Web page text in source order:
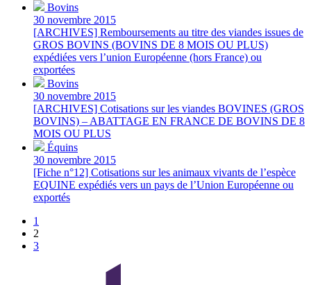
Bovins
30 novembre 2015
[ARCHIVES] Remboursements au titre des viandes issues de
GROS BOVINS (BOVINS DE 8 MOIS OU PLUS)
expédiées vers l’union Européenne (hors France) ou
exportées
Bovins
30 novembre 2015
[ARCHIVES] Cotisations sur les viandes BOVINES (GROS
BOVINS) – ABATTAGE EN FRANCE DE BOVINS DE 8
MOIS OU PLUS
Équins
30 novembre 2015
[Fiche n°12] Cotisations sur les animaux vivants de l’espèce
EQUINE expédiés vers un pays de l’Union Européenne ou
exportés
1
2
3